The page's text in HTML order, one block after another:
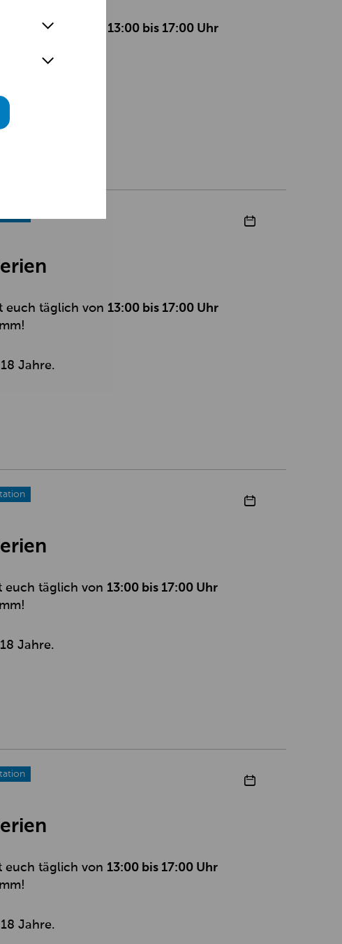
euch täglich von 13:00 bis 17:00 Uhr
euch täglich von 13:00 bis 17:00 Uhr
Jahre.
euch täglich von 13:00 bis 17:00 Uhr
Jahre.
euch täglich von 13:00 bis 17:00 Uhr
Jahre.